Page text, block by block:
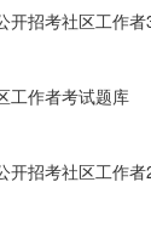
开招考社区工作
工作者考试题库
开招考社区工作